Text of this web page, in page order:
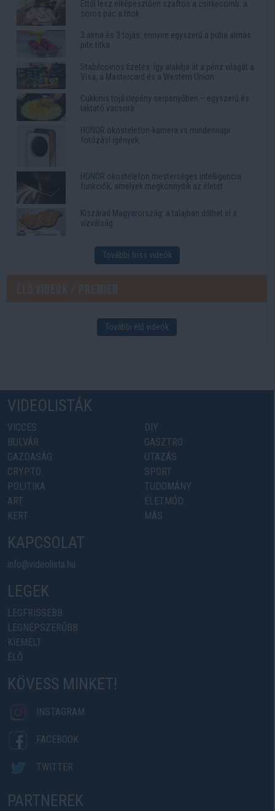
Ettől lesz elképesztően szaftos a csirkecomb: a
sörös pác a titok
3 alma és 3 tojás: ennyire egyszerű a puha almás
pite titka
Stabilcoinos fizetés: így alakítja át a pénz világát a
Visa, a Mastercard és a Western Union
Cukkinis tojáslepény serpenyőben – egyszerű és
laktató vacsora
HONOR okostelefon-kamera vs mindennapi
fotózási igények
HONOR okostelefon mesterséges intelligencia
funkciók, amelyek megkönnyítik az életet
Kiszárad Magyarország: a talajban dőlhet el a
vízválság
További friss videók
További élő videók
VIDEOLISTÁK
VICCES
BULVÁR
GAZDASÁG
CRYPTO
POLITIKA
ART
KERT
DIY
GASZTRO
UTAZÁS
SPORT
TUDOMÁNY
ÉLETMÓD
MÁS
KAPCSOLAT
info@videolista.hu
LEGEK
LEGFRISSEBB
LEGNÉPSZERŰBB
KIEMELT
ÉLŐ
KÖVESS MINKET!
INSTAGRAM
FACEBOOK
TWITTER
PARTNEREK